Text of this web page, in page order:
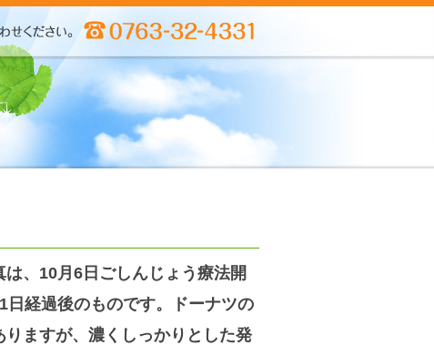
は、10月6日ごしんじょう療法開
日経過後のものです。ドーナツの
りますが、濃くしっかりとした発